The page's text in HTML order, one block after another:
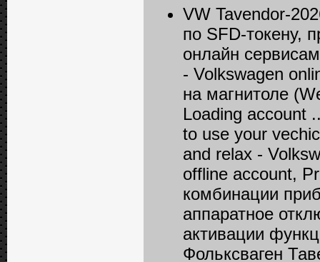
VW Tavendor-
по SFD-токену,
онлайн
- Volkswagen
на магнитоле
Loading account
to use your
and relax -
offline account,
комбинации
аппаратное
активации
Фольксваген